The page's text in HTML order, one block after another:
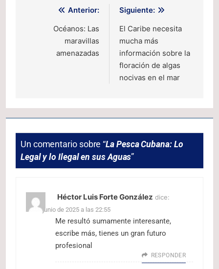
Navegación
entradas
Anterior:
Océanos: Las
maravillas
amenazadas
Siguiente:
El Caribe necesita
mucha más
información sobre la
floración de algas
nocivas en el mar
Un comentario sobre “La Pesca Cubana: Lo
Legal y lo Ilegal en sus Aguas”
Héctor Luis Forte González dice:
10 de junio de 2025 a las 22:55
Me resultó sumamente interesante,
escribe más, tienes un gran futuro
profesional
RESPONDER